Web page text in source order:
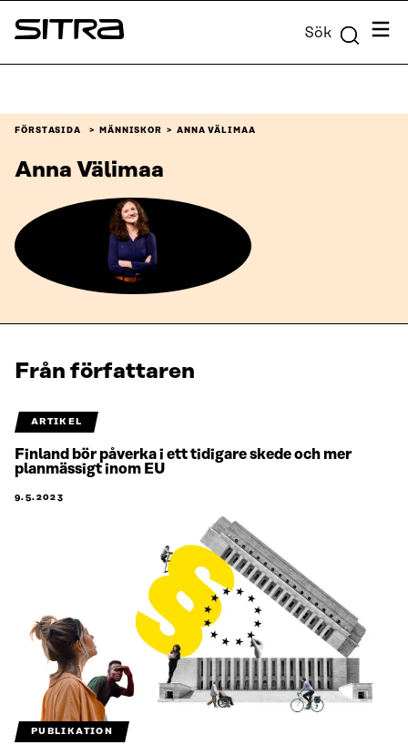
Skip to
content
Sitra Sök Meny
FÖRSTASIDA MÄNNISKOR ANNA VÄLIMAA
Anna Välimaa
Från författaren
ARTIKEL
Finland bör påverka i ett tidigare skede och mer
planmässigt inom EU
9.5.2023
PUBLIKATION